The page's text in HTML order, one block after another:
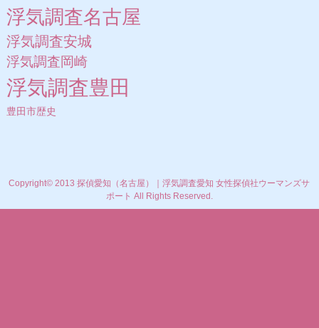
浮気調査名古屋
浮気調査安城
浮気調査岡崎
浮気調査豊田
豊田市歴史
Copyright© 2013 探偵愛知（名古屋）｜浮気調査愛知 女性探偵社ウーマンズサ
ポート All Rights Reserved.